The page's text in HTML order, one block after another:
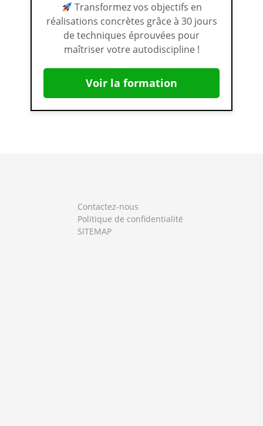
Transformez vos objectifs en
réalisations concrètes grâce à 30 jours
de techniques éprouvées pour
maîtriser votre autodiscipline !
Voir la formation
Contactez-nous
Politique de confidentialité
SITEMAP